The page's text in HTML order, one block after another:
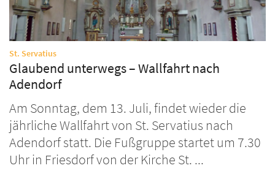
St. Servatius:
Glaubend unterwegs – Wallfahrt nach
Adendorf
Am Sonntag, dem 13. Juli, findet wieder die
jährliche Wallfahrt von St. Servatius nach
Adendorf statt. Die Fußgruppe startet um 7.30
Uhr in Friesdorf von der Kirche St. ...